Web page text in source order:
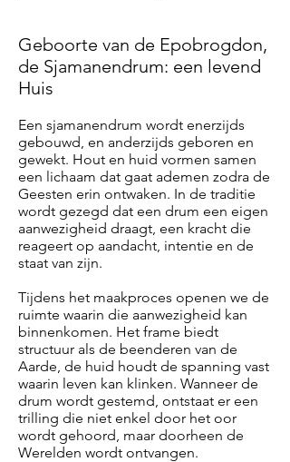
Geboorte van de Epobrogdon,
de Sjamanendrum: een levend
Huis
Een sjamanendrum wordt enerzijds
gebouwd, en anderzijds geboren en
gewekt. Hout en huid vormen samen
een lichaam dat gaat ademen zodra de
Geesten erin ontwaken. In de traditie
wordt gezegd dat een drum een eigen
aanwezigheid draagt, een kracht die
reageert op aandacht, intentie en de
staat van zijn.
Tijdens het maakproces openen we de
ruimte waarin die aanwezigheid kan
binnenkomen. Het frame biedt
structuur als de beenderen van de
Aarde, de huid houdt de spanning vast
waarin leven kan klinken. Wanneer de
drum wordt gestemd, ontstaat er een
trilling die niet enkel door het oor
wordt gehoord, maar doorheen de
Werelden wordt ontvangen.